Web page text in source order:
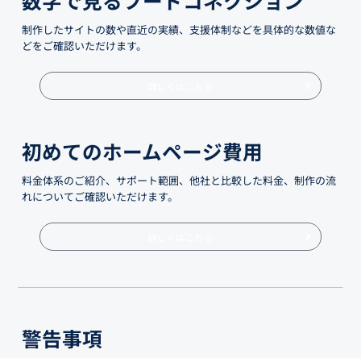
制作したサイトの数や直近の実績、支援体制などを具体的な数値な
どをご確認いただけます。
初めてのホームページ費用
料金体系のご紹介、サポート範囲、他社と比較した料金、制作の流
れについてご確認いただけます。
警告事項